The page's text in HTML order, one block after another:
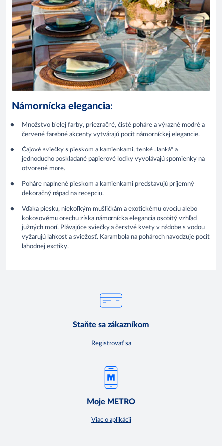
Námornícka elegancia:
Množstvo bielej farby, priezračné, čisté poháre a výrazné modré a
červené farebné akcenty vytvárajú pocit námorníckej elegancie.
Čajové sviečky s pieskom a kamienkami, tenké „lanká“ a
jednoducho poskladané papierové loďky vyvolávajú spomienky na
otvorené more.
Poháre naplnené pieskom a kamienkami predstavujú príjemný
dekoračný nápad na recepciu.
Vďaka piesku, niekoľkým mušličkám a exotickému ovociu alebo
kokosovému orechu získa námornícka elegancia osobitý vzhľad
južných morí. Plávajúce sviečky a čerstvé kvety v nádobe s vodou
vyžarujú ľahkosť a sviežosť. Karambola na pohároch navodzuje pocit
lahodnej exotiky.
Staňte sa zákazníkom
Registrovať sa
Moje METRO
Viac o aplikácii